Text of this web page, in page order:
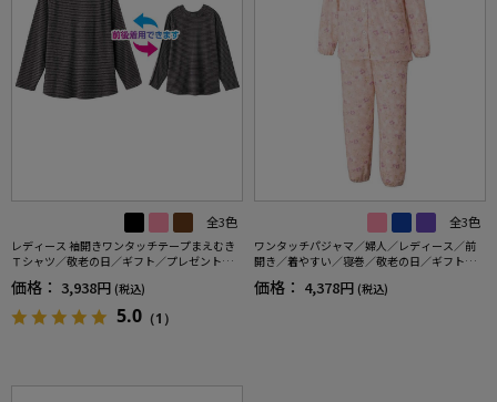
全3色
レディース 袖開きワンタッチテープまえむき
Ｔシャツ／敬老の日／ギフト／プレゼント
【CF】
価格： 3,938円 (税込)
5.0 （1）
全3色
ワンタッチパジャマ／婦人／レディース／前
開き／着やすい／寝巻／敬老の日／ギフト／
プレゼント 【CF】
価格： 4,378円 (税込)